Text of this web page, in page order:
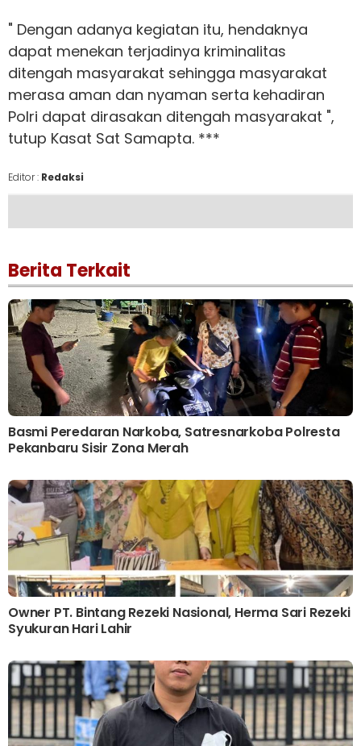
" Dengan adanya kegiatan itu, hendaknya
dapat menekan terjadinya kriminalitas
ditengah masyarakat sehingga masyarakat
merasa aman dan nyaman serta kehadiran
Polri dapat dirasakan ditengah masyarakat ",
tutup Kasat Sat Samapta. ***
Editor : Redaksi
Berita Terkait
Basmi Peredaran Narkoba, Satresnarkoba Polresta
Pekanbaru Sisir Zona Merah
Owner PT. Bintang Rezeki Nasional, Herma Sari Rezeki
Syukuran Hari Lahir